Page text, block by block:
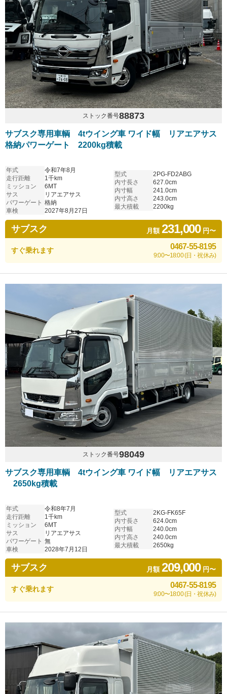
ストック番号88873
サブスク専用車輌 4tウイング車 ワイド幅 リアエアサス
格納パワーゲート 2200kg積載
年式
令和7年8月
走行距離
1千km
ミッション
6MT
サス
リアエアサス
パワーゲート 格納
車検
2027年8月27日
型式
2PG-FD2ABG
内寸長さ
627.0cm
内寸幅
241.0cm
内寸高さ
243.0cm
最大積載
2200kg
サブスク 月額231,000円〜
すぐ乗れます 0467-55-8195
9:00〜18:00 (日・祝休み)
ストック番号98049
サブスク専用車輌 4tウイング車 ワイド幅 リアエアサス
2650kg積載
年式
令和8年7月
走行距離
1千km
ミッション
6MT
サス
リアエアサス
パワーゲート 無
車検
2028年7月12日
型式
2KG-FK65F
内寸長さ
624.0cm
内寸幅
240.0cm
内寸高さ
240.0cm
最大積載
2650kg
サブスク 月額209,000円〜
すぐ乗れます 0467-55-8195
9:00〜18:00 (日・祝休み)